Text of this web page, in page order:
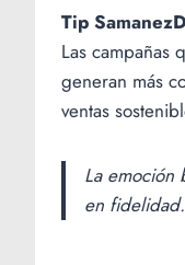
Tip
Las campañas
generan más
ventas
La emoción
en fidelidad.